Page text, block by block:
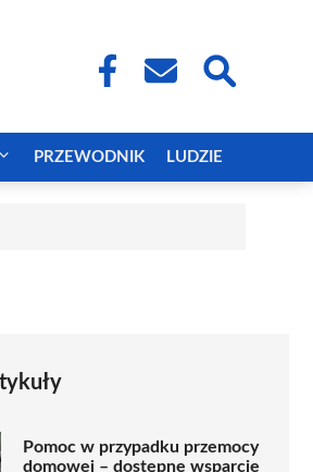
PRZEWODNIK LUDZIE
Pomoc w przypadku przemocy
domowej – dostępne wsparcie